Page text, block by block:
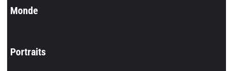
Monde
Portraits